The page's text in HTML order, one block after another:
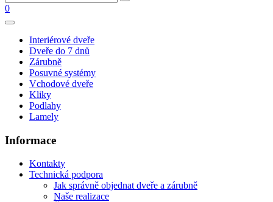
0
Interiérové dveře
Dveře do 7 dnů
Zárubně
Posuvné systémy
Vchodové dveře
Kliky
Podlahy
Lamely
Informace
Kontakty
Technická podpora
Jak správně objednat dveře a zárubně
Naše realizace